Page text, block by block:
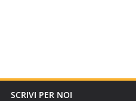
SCRIVI PER NOI